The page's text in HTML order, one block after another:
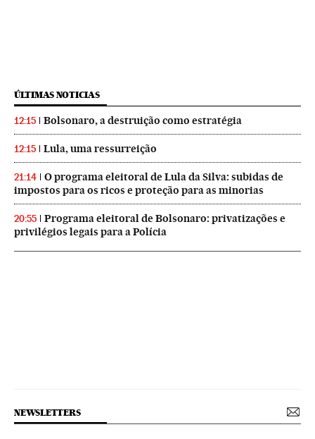
ÚLTIMAS NOTICIAS
12:15 Bolsonaro, a destruição como estratégia
12:15 Lula, uma ressurreição
21:14
O programa eleitoral de Lula da Silva: subidas de
impostos para os ricos e proteção para as minorias
20:55
Programa eleitoral de Bolsonaro: privatizações e
privilégios legais para a Polícia
NEWSLETTERS